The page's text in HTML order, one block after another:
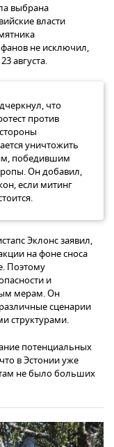
выбрана
власти
не исключил,
августа.
что
против
уничтожить
победившим
Он добавил,
если митинг
Эклонс заявил,
на фоне сноса
Поэтому
и
мерам. Он
сценарии
структурами.
потенциальных
в Эстонии уже
не было больших